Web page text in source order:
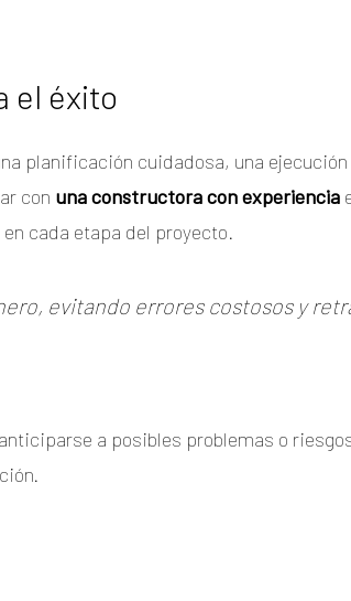
el éxito
planificación cuidadosa, una
con una constructora con experiencia
cada etapa del proyecto.
evitando errores costosos y
a posibles problemas o